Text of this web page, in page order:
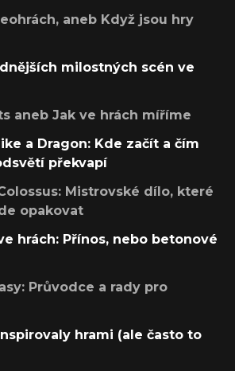
aneb Když jsou hry
milostných scén ve
aneb Jak ve hrách míříme
a Dragon: Kde začít a čím
překvapí
Mistrovské dílo, které
opakovat
hrách: Přínos, nebo betonové
Průvodce a rady pro
hrami (ale často to